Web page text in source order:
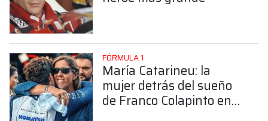
FÓRMULA 1
María Catarineu: la
mujer detrás del sueño
de Franco Colapinto en